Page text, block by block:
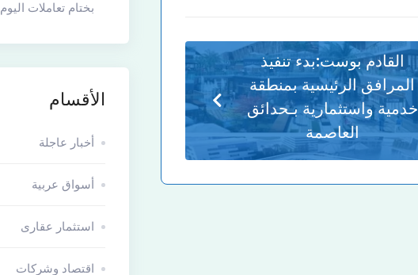
القادم بوست:بدء تنفيذ
المرافق الرئيسية بمنطقة
خدمية واستثمارية بـحدائق
العاصمة
بختام تعاملات اليوم
الأقسام
أخبار عاجلة
أسواق عربية
استثمار عقارى
اقتصاد وشركات